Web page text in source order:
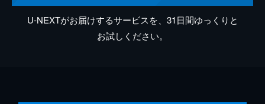
U-NEXTがお届けするサービスを、31日間ゆっくりと
お試しください。